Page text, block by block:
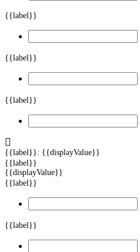
{{label}}
{{label}}
{{label}}
{{label}}: {{displayValue}}
{{label}}
{{displayValue}}
{{label}}
{{label}}